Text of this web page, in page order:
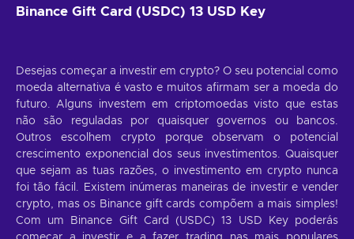
Binance Gift Card (USDC) 13 USD Key
Desejas começar a investir em crypto? O seu potencial como
moeda alternativa é vasto e muitos afirmam ser a moeda do
futuro. Alguns investem em criptomoedas visto que estas
não são reguladas por quaisquer governos ou bancos.
Outros escolhem crypto porque observam o potencial
crescimento exponencial dos seus investimentos. Quaisquer
que sejam as tuas razões, o investimento em crypto nunca
foi tão fácil. Existem inúmeras maneiras de investir e vender
crypto, mas os Binance gift cards compõem a mais simples!
Com um Binance Gift Card (USDC) 13 USD Key poderás